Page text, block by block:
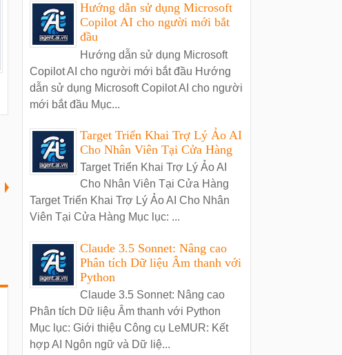
Hướng dẫn sử dụng Microsoft
Copilot AI cho người mới bắt
đầu
Hướng dẫn sử dụng Microsoft
Copilot AI cho người mới bắt đầu Hướng
dẫn sử dụng Microsoft Copilot AI cho người
mới bắt đầu Mục...
Target Triển Khai Trợ Lý Ảo AI
Cho Nhân Viên Tại Cửa Hàng
Target Triển Khai Trợ Lý Ảo AI
Cho Nhân Viên Tại Cửa Hàng
Target Triển Khai Trợ Lý Ảo AI Cho Nhân
Viên Tại Cửa Hàng Mục lục: ...
Claude 3.5 Sonnet: Nâng cao
Phân tích Dữ liệu Âm thanh với
Python
Claude 3.5 Sonnet: Nâng cao
Phân tích Dữ liệu Âm thanh với Python
Mục lục: Giới thiệu Công cụ LeMUR: Kết
hợp AI Ngôn ngữ và Dữ liệ...